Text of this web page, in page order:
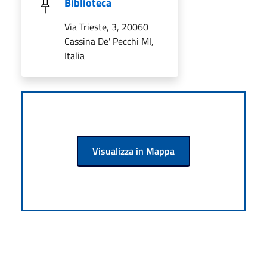
Via Trieste, 3, 20060
Cassina De' Pecchi MI,
Italia
Visualizza in Mappa